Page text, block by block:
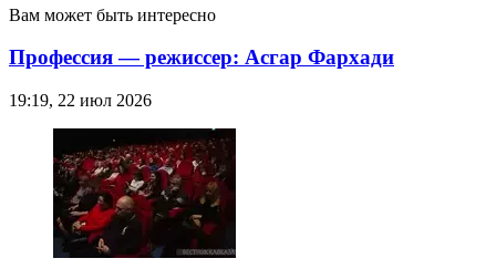
Вам может быть интересно
Профессия — режиссер: Асгар Фархади
19:19, 22 июл 2026